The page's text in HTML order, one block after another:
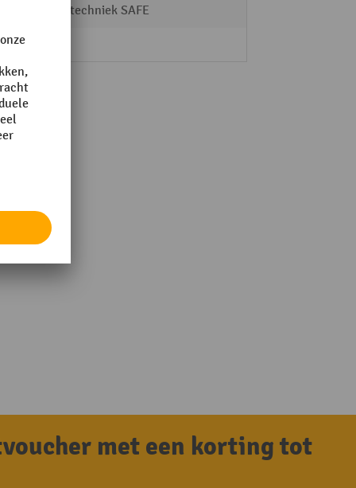
Milieutechniek SAFE
met een korting tot